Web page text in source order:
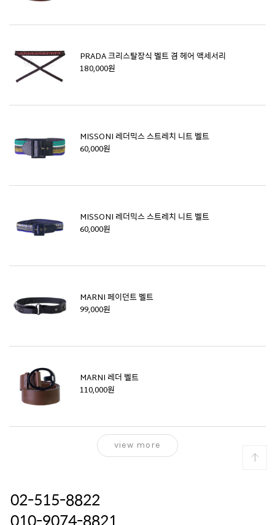
PRADA 크리스탈장식 벨트 겸 헤어 액세서리
180,000원
MISSONI 레더믹스 스트레치 니트 벨트
60,000원
MISSONI 레더믹스 스트레치 니트 벨트
60,000원
MARNI 페이던트 벨트
99,000원
MARNI 레더 벨트
110,000원
view more
02-515-8822
010-9074-8821